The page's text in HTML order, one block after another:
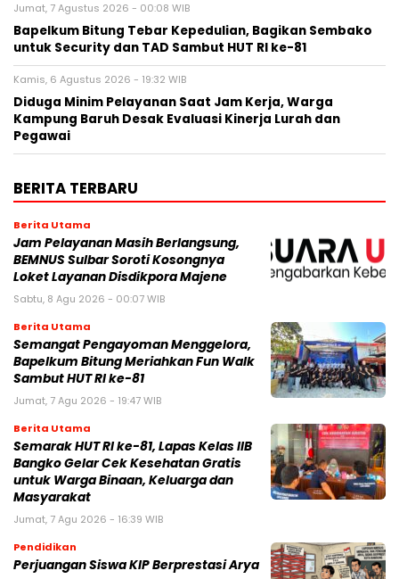
Jumat, 7 Agustus 2026 - 00:08 WIB
Bapelkum Bitung Tebar Kepedulian, Bagikan Sembako
untuk Security dan TAD Sambut HUT RI ke-81
Kamis, 6 Agustus 2026 - 19:32 WIB
Diduga Minim Pelayanan Saat Jam Kerja, Warga
Kampung Baruh Desak Evaluasi Kinerja Lurah dan
Pegawai
BERITA TERBARU
Berita Utama
Jam Pelayanan Masih Berlangsung,
BEMNUS Sulbar Soroti Kosongnya
Loket Layanan Disdikpora Majene
Sabtu, 8 Agu 2026 - 00:07 WIB
Berita Utama
Semangat Pengayoman Menggelora,
Bapelkum Bitung Meriahkan Fun Walk
Sambut HUT RI ke-81
Jumat, 7 Agu 2026 - 19:47 WIB
Berita Utama
Semarak HUT RI ke-81, Lapas Kelas IIB
Bangko Gelar Cek Kesehatan Gratis
untuk Warga Binaan, Keluarga dan
Masyarakat
Jumat, 7 Agu 2026 - 16:39 WIB
Pendidikan
Perjuangan Siswa KIP Berprestasi Arya